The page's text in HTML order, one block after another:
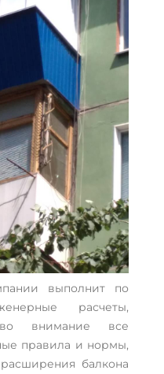
выполнит по
расчеты,
во внимание все
правила и нормы,
балкона